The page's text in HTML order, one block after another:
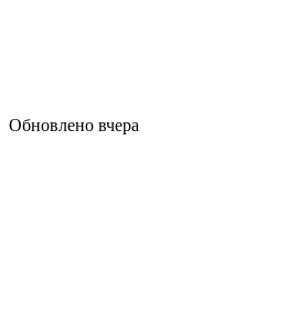
Обновлено вчера